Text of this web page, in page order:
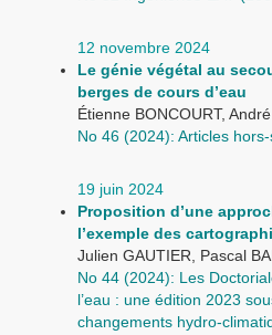
12 novembre 2024
Le génie végétal au
berges de cours d’eau
Étienne BONCOURT,
No 46 (2024): Articles
19 juin 2024
Proposition d’une
l’exemple des
Julien GAUTIER, Pascal
No 44 (2024): Les
l’eau : une édition 2023
changements hydro-